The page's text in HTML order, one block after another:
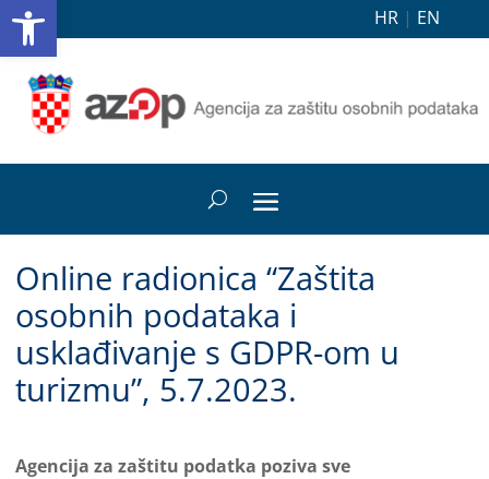
HR | EN
Online radionica “Zaštita
osobnih podataka i
usklađivanje s GDPR-om u
turizmu”, 5.7.2023.
Agencija za zaštitu podatka poziva sve